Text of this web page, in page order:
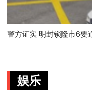
警方证实 明封锁隆市6要
娱乐